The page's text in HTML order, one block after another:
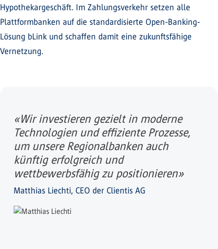
Hypothekargeschäft. Im Zahlungsverkehr setzen alle
Plattformbanken auf die standardisierte Open-Banking-
Lösung bLink und schaffen damit eine zukunftsfähige
Vernetzung.
«Wir investieren gezielt in moderne
Technologien und effiziente Prozesse,
um unsere Regionalbanken auch
künftig erfolgreich und
wettbewerbsfähig zu positionieren»
Matthias Liechti, CEO der Clientis AG